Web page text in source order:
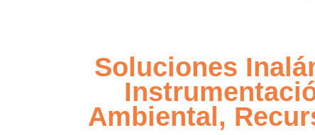
Soluciones
Ambiental,